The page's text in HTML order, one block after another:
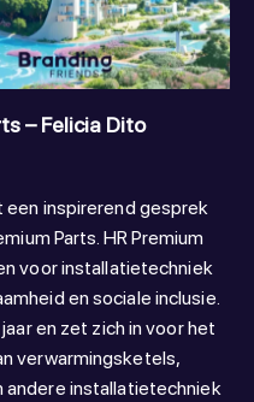
– Felicia Dito
inspirerend gesprek
Parts. HR Premium
voor installatietechniek
en sociale inclusie.
en zet zich in voor het
verwarmingsketels,
installatietechniek